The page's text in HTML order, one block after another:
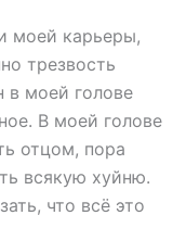
моей карьеры,
трезвость
в моей голове
В моей голове
отцом, пора
всякую хуйню.
что всё это